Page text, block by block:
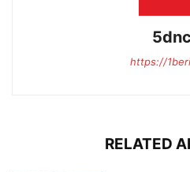
https://
RELATED